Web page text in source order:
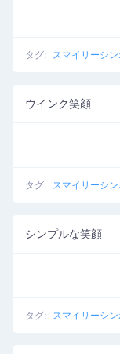
タグ: スマイリーシ
ウインク笑顔
タグ: スマイリーシ
シンプルな笑顔
タグ: スマイリーシ